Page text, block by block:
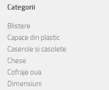
Categorii
Blistere
Capace din plastic
Caserole si casolete
Chese
Cofraje oua
Dimensiuni